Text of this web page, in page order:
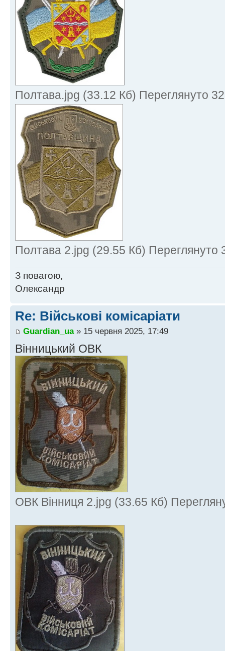
Полтава.jpg (33.12 Кб) Переглянуто
Полтава 2.jpg (29.55 Кб) Переглянуто
З повагою,
Олександр
Re: Військові комісаріати
Guardian_ua» 15 червня 2025, 17:49
Вінницький ОВК
ОВК Вінниця 2.jpg (33.65 Кб)